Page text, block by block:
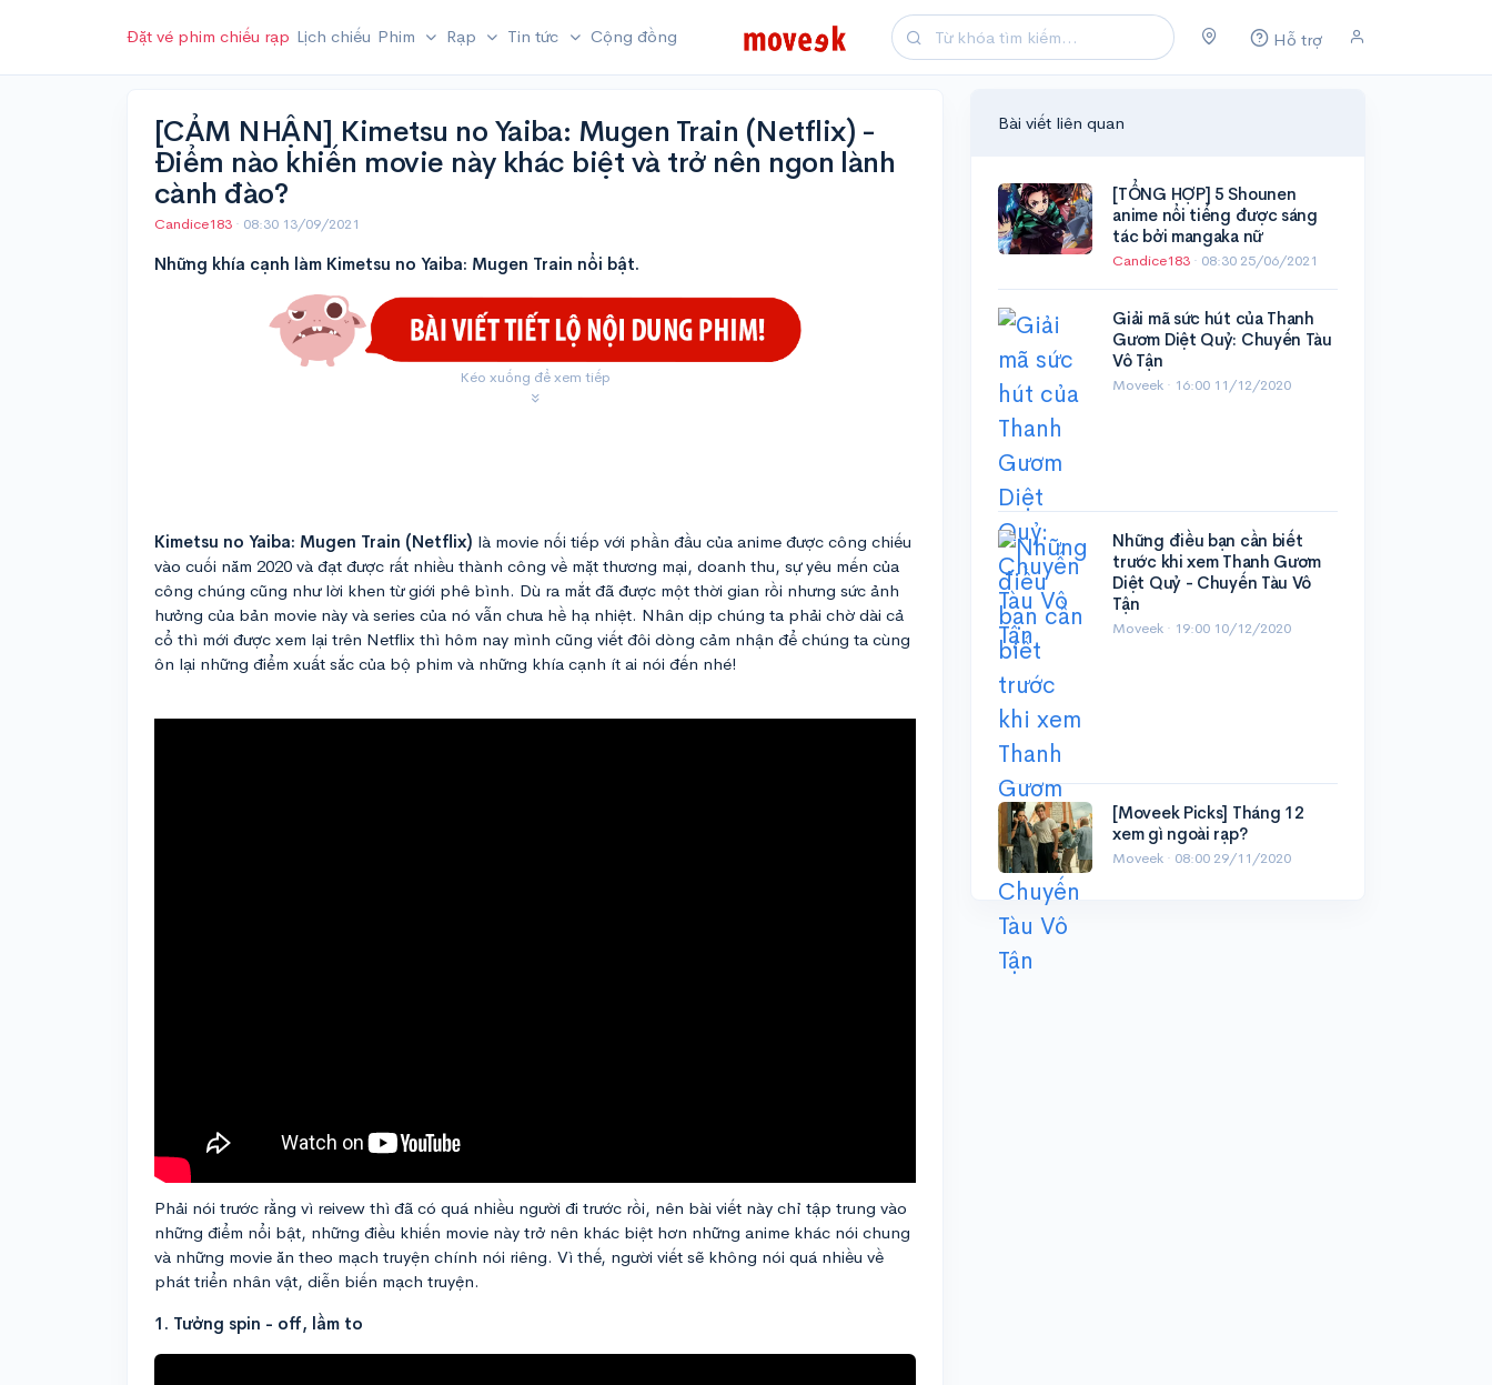
Hỗ trợ
Đặt vé phim chiếu rạp Lịch chiếu Phim Rạp Tin tức Cộng đồng
[CẢM NHẬN] Kimetsu no Yaiba: Mugen Train (Netflix) -
Điểm nào khiến movie này khác biệt và trở nên ngon lành
cành đào?
Candice183 · 08:30 13/09/2021
Những khía cạnh làm Kimetsu no Yaiba: Mugen Train nổi bật.
Kéo xuống để xem tiếp
Kimetsu no Yaiba: Mugen Train (Netflix) là movie nối tiếp với phần đầu của anime được công chiếu
vào cuối năm 2020 và đạt được rất nhiều thành công về mặt thương mại, doanh thu, sự yêu mến của
công chúng cũng như lời khen từ giới phê bình. Dù ra mắt đã được một thời gian rồi nhưng sức ảnh
hưởng của bản movie này và series của nó vẫn chưa hề hạ nhiệt. Nhân dịp chúng ta phải chờ dài cả
cổ thì mới được xem lại trên Netflix thì hôm nay mình cũng viết đôi dòng cảm nhận để chúng ta cùng
ôn lại những điểm xuất sắc của bộ phim và những khía cạnh ít ai nói đến nhé!
Phải nói trước rằng vì reivew thì đã có quá nhiều người đi trước rồi, nên bài viết này chỉ tập trung vào
những điểm nổi bật, những điều khiến movie này trở nên khác biệt hơn những anime khác nói chung
và những movie ăn theo mạch truyện chính nói riêng. Vì thế, người viết sẽ không nói quá nhiều về
phát triển nhân vật, diễn biến mạch truyện.
1. Tưởng spin - off, lầm to
Bài viết liên quan
[TỔNG HỢP] 5 Shounen
anime nổi tiếng được sáng
tác bởi mangaka nữ
Candice183 · 08:30 25/06/2021
Giải mã sức hút của Thanh
Gươm Diệt Quỷ: Chuyến Tàu
Vô Tận
Moveek · 16:00 11/12/2020
Những điều bạn cần biết
trước khi xem Thanh Gươm
Diệt Quỷ - Chuyến Tàu Vô
Tận
Moveek · 19:00 10/12/2020
[Moveek Picks] Tháng 12
xem gì ngoài rạp?
Moveek · 08:00 29/11/2020